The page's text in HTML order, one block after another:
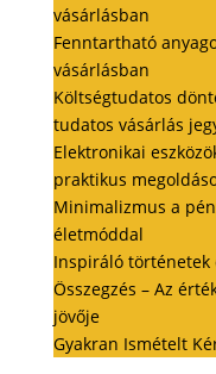
vásárlásban
Fenntartható
vásárlásban
Költségtudatos
tudatos vásárlás
Elektronikai
praktikus
Minimalizmus a
életmóddal
Inspiráló történetek
Összegzés – Az
jövője
Gyakran Ismételt